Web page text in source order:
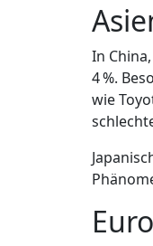
In
4 %.
wie